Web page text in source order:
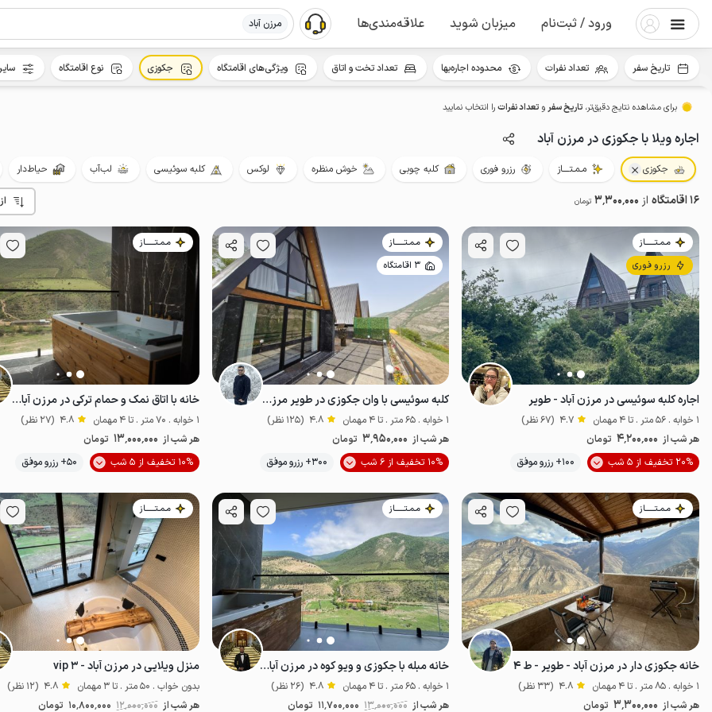
ورود / ثبت‌نام میزبان شوید علاقه‌مندی‌ها مرزن آباد
برای مشاهده نتایج دقیق‌تر، تاریخ سفرو تعداد نفراترا انتخاب نمایید
اجاره ویلا با جکوزی در مرزن آباد
جکوزی مـمـتــــاز رزرو فوری کلبه چوبی خوش منظره لوکس کلبه سوئیسی لب‌آب حیاط‌دار
16 اقامتگاه از 3٬300٬000 تومان
مـمـتــــــاز
رزرو فوری
اجاره کلبه سوئیسی در مرزن آباد - طویر
1 خوابه . 56 متر . تا 4 مهمان 4.7 (67 نظر)
هر شب از 4٬200٬000 تومان
20% تخفیف از 5 شب
100+ رزرو موفق خوش منظره پت‌نواز موقعیت در نقشه
مـمـتــــــاز
3 اقامتگاه
کلبه سوئیسی با وان جکوزی در طویر مرزن آباد
1 خوابه . 65 متر . تا 4 مهمان 4.8 (125 نظر)
هر شب از 3٬950٬000 تومان
10% تخفیف از 6 شب
300+ رزرو موفق خوش منظره
مـمـتــــــاز
خانه با اتاق نمک و حمام ترکی در مرزن آباد- و ۲
1 خوابه . 70 متر . تا 4 مهمان 4.8 (27 نظر)
هر شب از 13٬000٬000 تومان
10% تخفیف از 5 شب
50+ رزرو موفق
مـمـتــــــاز
خانه جکوزی دار در مرزن آباد - طویر - ط ۴
1 خوابه . 85 متر . تا 4 مهمان 4.8 (33 نظر)
هر شب از 3٬300٬000 تومان
مـمـتــــــاز
خانه مبله با جکوزی و ویو کوه در مرزن آباد - و ۱
1 خوابه . 65 متر . تا 4 مهمان 4.8 (26 نظر)
هر شب از 13٬000٬000 11٬700٬000 تومان
مـمـتــــــاز
منزل ویلایی در مرزن آباد - vip ۳
بدون خواب . 50 متر . تا 3 مهمان 4.8 (12 نظر)
هر شب از 12٬000٬000 10٬800٬000 تومان
تاریخ سفر تعداد نفرات محدوده اجاره‌بها تعداد تخت و اتاق ویژگی‌های اقامتگاه جکوزی نوع اقامتگاه